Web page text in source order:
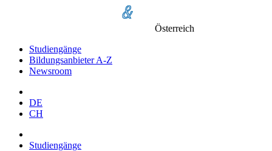
Österreich
Studiengänge
Bildungsanbieter A-Z
Newsroom
DE
CH
Studiengänge